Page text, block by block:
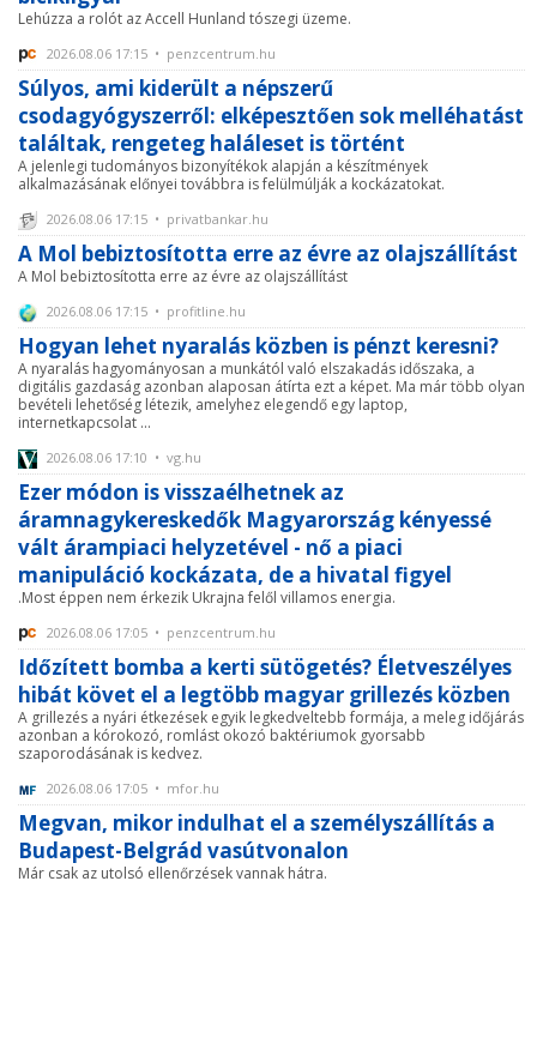
Lehúzza a rolót az Accell Hunland tószegi üzeme.
2026.08.06 17:15 • penzcentrum.hu
Súlyos, ami kiderült a népszerű
csodagyógyszerről: elképesztően sok melléhatást
találtak, rengeteg haláleset is történt
A jelenlegi tudományos bizonyítékok alapján a készítmények
alkalmazásának előnyei továbbra is felülmúlják a kockázatokat.
2026.08.06 17:15 • privatbankar.hu
A Mol bebiztosította erre az évre az olajszállítást
A Mol bebiztosította erre az évre az olajszállítást
2026.08.06 17:15 • profitline.hu
Hogyan lehet nyaralás közben is pénzt keresni?
A nyaralás hagyományosan a munkától való elszakadás időszaka, a
digitális gazdaság azonban alaposan átírta ezt a képet. Ma már több olyan
bevételi lehetőség létezik, amelyhez elegendő egy laptop,
internetkapcsolat ...
2026.08.06 17:10 • vg.hu
Ezer módon is visszaélhetnek az
áramnagykereskedők Magyarország kényessé
vált árampiaci helyzetével - nő a piaci
manipuláció kockázata, de a hivatal figyel
.Most éppen nem érkezik Ukrajna felől villamos energia.
2026.08.06 17:05 • penzcentrum.hu
Időzített bomba a kerti sütögetés? Életveszélyes
hibát követ el a legtöbb magyar grillezés közben
A grillezés a nyári étkezések egyik legkedveltebb formája, a meleg időjárás
azonban a kórokozó, romlást okozó baktériumok gyorsabb
szaporodásának is kedvez.
2026.08.06 17:05 • mfor.hu
Megvan, mikor indulhat el a személyszállítás a
Budapest-Belgrád vasútvonalon
Már csak az utolsó ellenőrzések vannak hátra.